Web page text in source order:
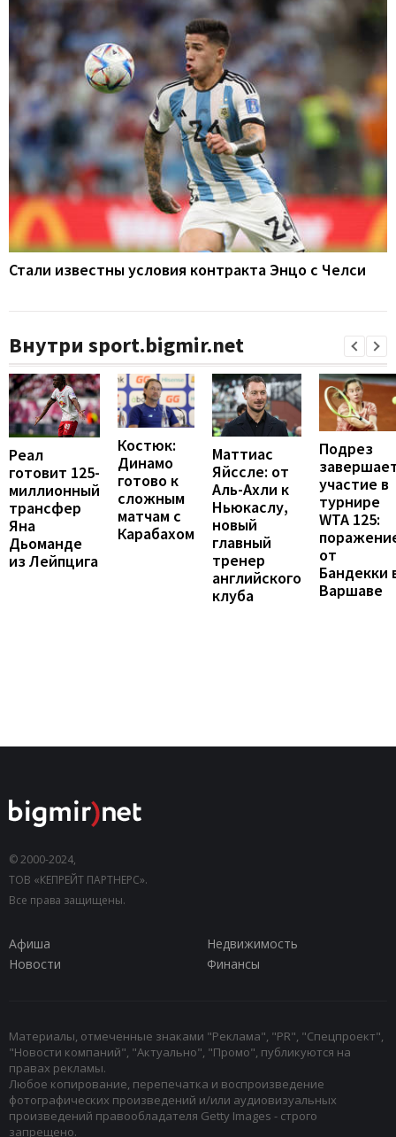
Стали известны условия контракта Энцо с Челси
Внутри sport.bigmir.net
Реал
готовит 125-
миллионный
трансфер
Яна
Дьоманде
из Лейпцига
Костюк:
Динамо
готово к
сложным
матчам с
Карабахом
Маттиас
Яйссле: от
Аль-Ахли к
Ньюкаслу,
новый
главный
тренер
английского
клуба
Подрез
участие в
турнире
WTA 125:
от
Бандекки
Варшаве
© 2000-2024,
ТОВ «КЕПРЕЙТ ПАРТНЕРС».
Все права защищены.
Афиша
Недвижимость
Новости
Финансы
Материалы, отмеченные знаками "Реклама", "PR", "Спецпроект",
"Новости компаний", "Актуально", "Промо", публикуются на
правах рекламы.
Любое копирование, перепечатка и воспроизведение
фотографических произведений и/или аудиовизуальных
произведений правообладателя Getty Images - строго
запрещено.